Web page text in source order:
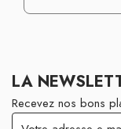
LA
Recevez nos bons